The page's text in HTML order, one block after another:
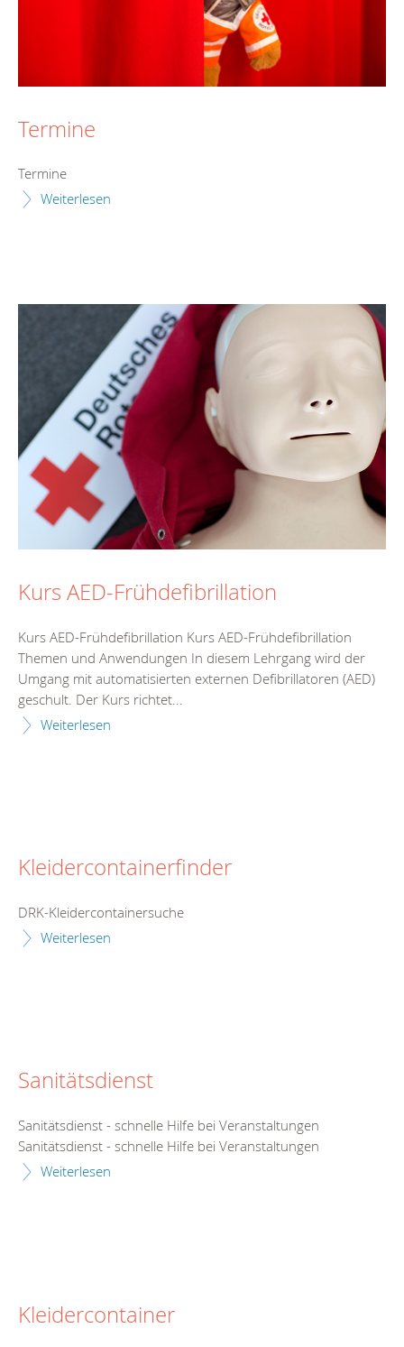
Termine
Termine
Weiterlesen
Kurs AED-Frühdefibrillation
Kurs AED-Frühdefibrillation Kurs AED-Frühdefibrillation
Themen und Anwendungen In diesem Lehrgang wird der
Umgang mit automatisierten externen Defibrillatoren (AED)
geschult. Der Kurs richtet...
Weiterlesen
Kleidercontainerfinder
DRK-Kleidercontainersuche
Weiterlesen
Sanitätsdienst
Sanitätsdienst - schnelle Hilfe bei Veranstaltungen
Sanitätsdienst - schnelle Hilfe bei Veranstaltungen
Weiterlesen
Kleidercontainer